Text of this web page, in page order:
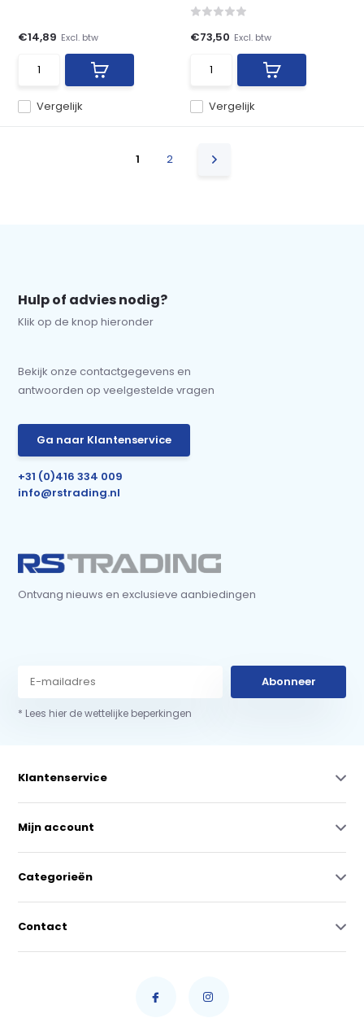
Vergelijk
€14,89 Excl. btw
Vergelijk
€73,50 Excl. btw
1 2
Hulp of advies nodig?
Klik op de knop hieronder
Bekijk onze contactgegevens en
antwoorden op veelgestelde vragen
Ga naar Klantenservice
+31 (0)416 334 009
info@rstrading.nl
Ontvang nieuws en exclusieve aanbiedingen
Abonneer
* Lees hier de wettelijke beperkingen
Klantenservice
Mijn account
Categorieën
Contact